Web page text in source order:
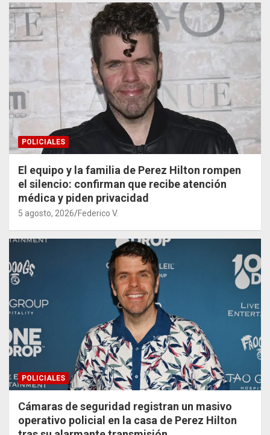
POLICIALES
El equipo y la familia de Perez Hilton rompen
el silencio: confirman que recibe atención
médica y piden privacidad
5 agosto, 2026 Federico V.
POLICIALES
Cámaras de seguridad registran un masivo
operativo policial en la casa de Perez Hilton